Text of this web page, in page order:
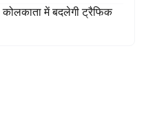
कोलकाता में बदलेगी ट्रैफिक